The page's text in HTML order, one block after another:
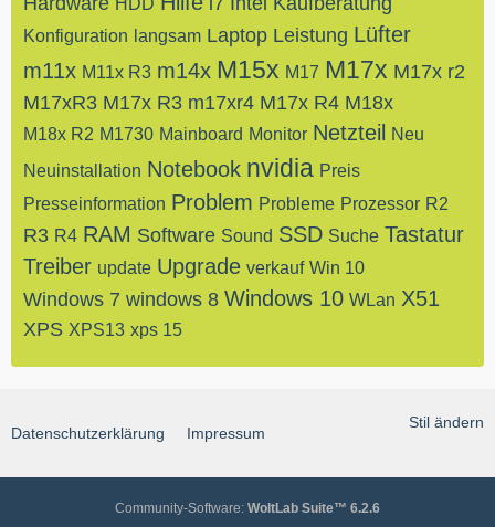
HDD
Konfiguration langsam Laptop Leistung Lüfter
m11x M11x R3 m14x M15x M17 M17x M17x r2
M17xR3 M17x R3 m17xr4 M17x R4 M18x
M18x R2 M1730 Mainboard Monitor Netzteil
Neu
Neuinstallation Notebook nvidia Preis
Presseinformation Problem Probleme Prozessor R2
R3 R4 RAM Software Sound SSD Suche Tastatur
Treiber update Upgrade verkauf Win 10
Windows 7 windows 8 Windows 10 WLan X51
XPS XPS13 xps 15
Stil ändern
Datenschutzerklärung Impressum
Community-Software: WoltLab Suite™ 6.2.6